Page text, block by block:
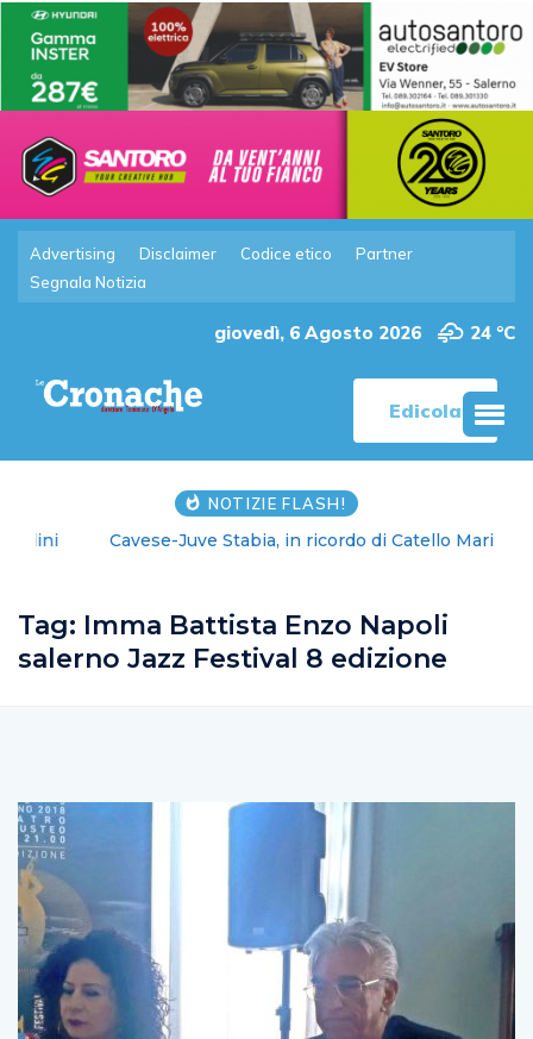
Advertising Disclaimer Codice etico
Partner
Segnala Notizia
giovedì, 6 Agosto 2026 24 °C
Edicola
NOTIZIE FLASH!
Cavese-Juve Stabia, in ricordo di Catello Mari
Tag: Imma Battista Enzo Napoli
salerno Jazz Festival 8 edizione